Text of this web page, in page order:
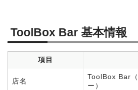
ToolBox Bar 基本情報
項目
店名
ToolBox Bar
ー）